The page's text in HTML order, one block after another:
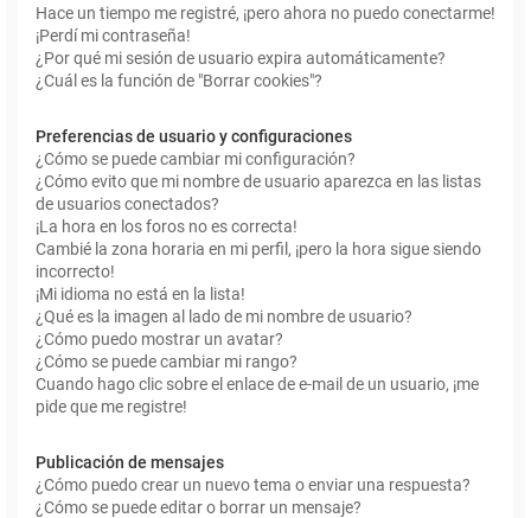
Hace un tiempo me registré, ¡pero ahora no puedo conectarme!
¡Perdí mi contraseña!
¿Por qué mi sesión de usuario expira automáticamente?
¿Cuál es la función de "Borrar cookies"?
Preferencias de usuario y configuraciones
¿Cómo se puede cambiar mi configuración?
¿Cómo evito que mi nombre de usuario aparezca en las listas
de usuarios conectados?
¡La hora en los foros no es correcta!
Cambié la zona horaria en mi perfil, ¡pero la hora sigue siendo
incorrecto!
¡Mi idioma no está en la lista!
¿Qué es la imagen al lado de mi nombre de usuario?
¿Cómo puedo mostrar un avatar?
¿Cómo se puede cambiar mi rango?
Cuando hago clic sobre el enlace de e-mail de un usuario, ¡me
pide que me registre!
Publicación de mensajes
¿Cómo puedo crear un nuevo tema o enviar una respuesta?
¿Cómo se puede editar o borrar un mensaje?